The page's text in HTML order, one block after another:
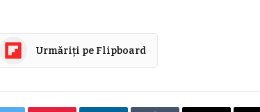
Urmăriți pe Flipboard